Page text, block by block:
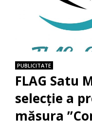
PUBLICITATE
FLAG Satu
selecție a
măsura